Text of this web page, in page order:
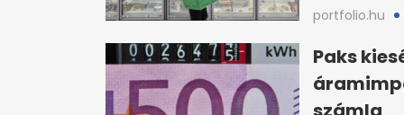
portfolio.hu
Paks